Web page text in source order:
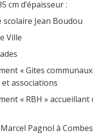
cm d’épaisseur :
Jean Boudou
« Gites communaux
associations
« RBH » accueillant
Pagnol à Combes